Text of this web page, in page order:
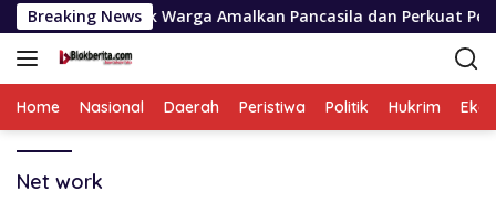
Langsung
ke
konten
Breaking News
Ajak Warga Amalkan Pancasila dan Perkuat Persatuan di
Home Nasional Daerah Peristiwa Politik Hukrim
Net work